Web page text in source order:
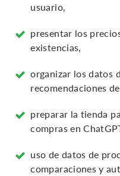
usuario,
presentar los
existencias,
organizar los datos
recomendaciones
preparar la tienda
compras en
uso de datos de
comparaciones y